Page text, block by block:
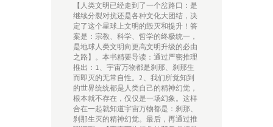
【人类文明已经走到了一个岔路口：是
继续分裂对抗还是各种文化大团结，决
定了这个星球上文明的毁灭和提升！答
案是：宗教、科学、哲学的终极统一，
是地球人类文明向更高文明升级的必由
之路】。本书精要导读：通过严密推理
推出：1、宇宙万物都是刹那、刹那生
而即灭的无常自性。2、我们所觉知到
的世界统统都是人类自己的精神幻觉，
根本就不存在，仅仅是一场幻象。这样
合在一起就知道宇宙万物都是：刹那、
刹那生灭的精神幻觉。最后，再通过推